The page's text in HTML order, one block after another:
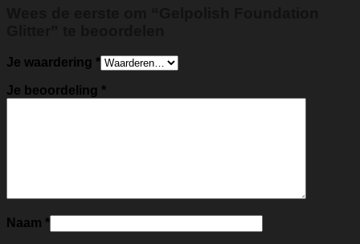
Je waardering *
Je beoordeling *
Naam *